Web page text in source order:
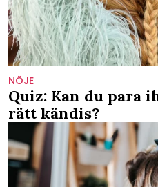
NÖJE
Quiz: Kan du para
rätt kändis?